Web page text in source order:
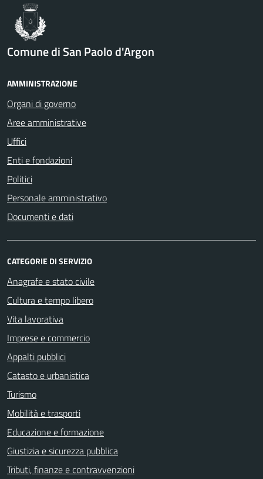
Comune di San Paolo d'Argon
AMMINISTRAZIONE
Organi di governo
Aree amministrative
Uffici
Enti e fondazioni
Politici
Personale amministrativo
Documenti e dati
CATEGORIE DI SERVIZIO
Anagrafe e stato civile
Cultura e tempo libero
Vita lavorativa
Imprese e commercio
Appalti pubblici
Catasto e urbanistica
Turismo
Mobilità e trasporti
Educazione e formazione
Giustizia e sicurezza pubblica
Tributi, finanze e contravvenzioni